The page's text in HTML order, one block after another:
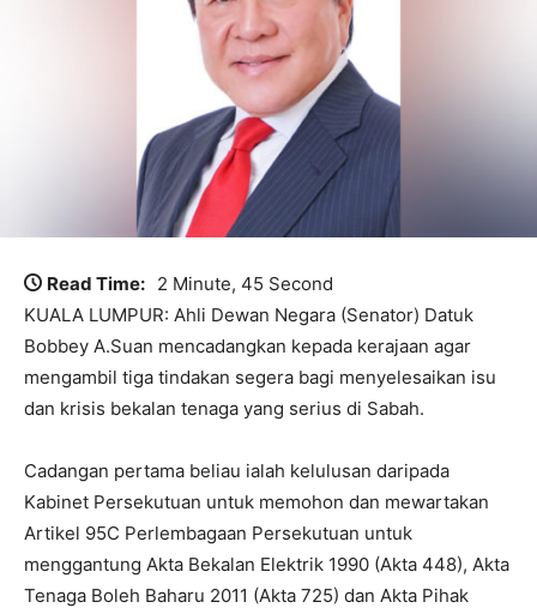
Read Time: 2 Minute, 45 Second
KUALA LUMPUR: Ahli Dewan Negara (Senator) Datuk
Bobbey A.Suan mencadangkan kepada kerajaan agar
mengambil tiga tindakan segera bagi menyelesaikan isu
dan krisis bekalan tenaga yang serius di Sabah.
Cadangan pertama beliau ialah kelulusan daripada
Kabinet Persekutuan untuk memohon dan mewartakan
Artikel 95C Perlembagaan Persekutuan untuk
menggantung Akta Bekalan Elektrik 1990 (Akta 448), Akta
Tenaga Boleh Baharu 2011 (Akta 725) dan Akta Pihak